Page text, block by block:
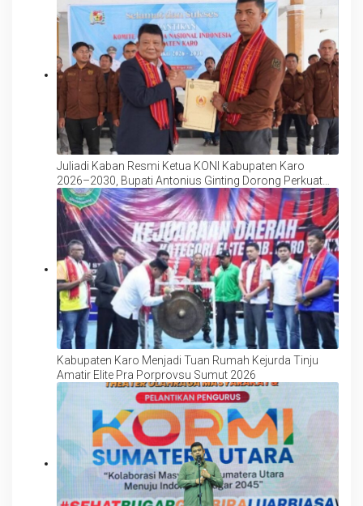
Juliadi Kaban Resmi Ketua KONI Kabupaten Karo
2026–2030, Bupati Antonius Ginting Dorong Perkuat
Sinergi dan Prestasi Olahraga
Kabupaten Karo Menjadi Tuan Rumah Kejurda Tinju
Amatir Elite Pra Porprovsu Sumut 2026